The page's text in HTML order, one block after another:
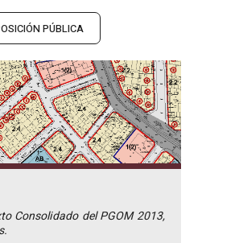
PÚBLICA
Consolidado del PGOM 2013,